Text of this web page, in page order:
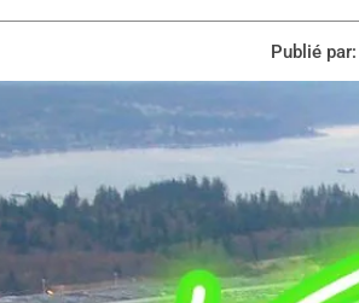
Publié par: